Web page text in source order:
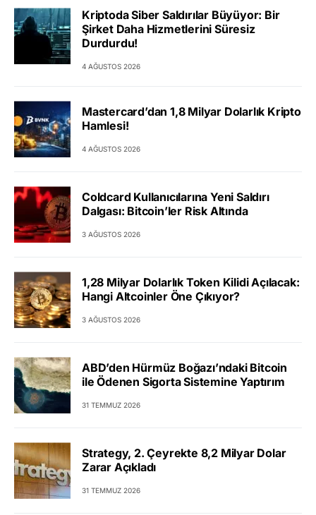
Kriptoda Siber Saldırılar Büyüyor: Bir
Şirket Daha Hizmetlerini Süresiz
Durdurdu!
4 AĞUSTOS 2026
Mastercard’dan 1,8 Milyar Dolarlık Kripto
Hamlesi!
4 AĞUSTOS 2026
Coldcard Kullanıcılarına Yeni Saldırı
Dalgası: Bitcoin’ler Risk Altında
3 AĞUSTOS 2026
1,28 Milyar Dolarlık Token Kilidi Açılacak:
Hangi Altcoinler Öne Çıkıyor?
3 AĞUSTOS 2026
ABD’den Hürmüz Boğazı’ndaki Bitcoin
ile Ödenen Sigorta Sistemine Yaptırım
31 TEMMUZ 2026
Strategy, 2. Çeyrekte 8,2 Milyar Dolar
Zarar Açıkladı
31 TEMMUZ 2026